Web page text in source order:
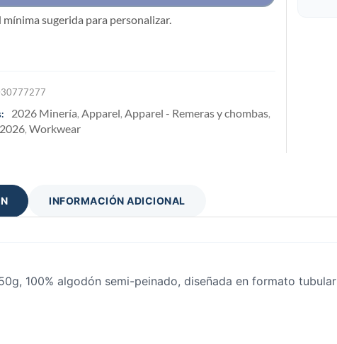
sugerida para personalizar.
2026 Minería, Apparel, Apparel - Remeras y chombas,
, Workwear
INFORMACIÓN ADICIONAL
100% algodón semi-peinado, diseñada en formato tubular